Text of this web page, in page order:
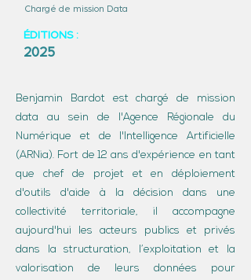
Chargé de mission Data
ÉDITIONS :
2025
Benjamin Bardot est chargé de mission
data au sein de l'Agence Régionale du
Numérique et de l'Intelligence Artificielle
(ARNia). Fort de 12 ans d'expérience en tant
que chef de projet et en déploiement
d'outils d'aide à la décision dans une
collectivité territoriale, il accompagne
aujourd'hui les acteurs publics et privés
dans la structuration, l’exploitation et la
valorisation de leurs données pour